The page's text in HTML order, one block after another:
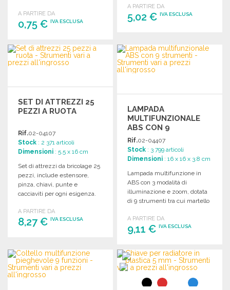
A PARTIRE DA
0,75 € IVA ESCLUSA
ORDINARE
Richiedi un preventivo
A PARTIRE DA
5,02 €IVA ESCLUSA
Richiedi un preventivo
SET DI ATTREZZI 25
PEZZI A RUOTA
Rif.02-04107
Stock : 2 371 articoli
Dimensioni : 5.5 x 16 cm
Set di attrezzi da bricolage 25
pezzi, include estensore,
pinza, chiavi, punte e
cacciaviti per ogni esigenza.
A PARTIRE DA
8,27 € IVA ESCLUSA
Richiedi un preventivo
LAMPADA
MULTIFUNZIONALE
ABS CON 9
STRUMENTI
Rif.02-04407
Stock : 3 799 articoli
Dimensioni : 16 x 16 x 3.8 cm
Lampada multifunzione in
ABS con 3 modalità di
illuminazione e zoom, dotata
di 9 strumenti tra cui martello
A PARTIRE DA
9,11 €IVA ESCLUSA
ORDINARE
Richiedi un preventivo